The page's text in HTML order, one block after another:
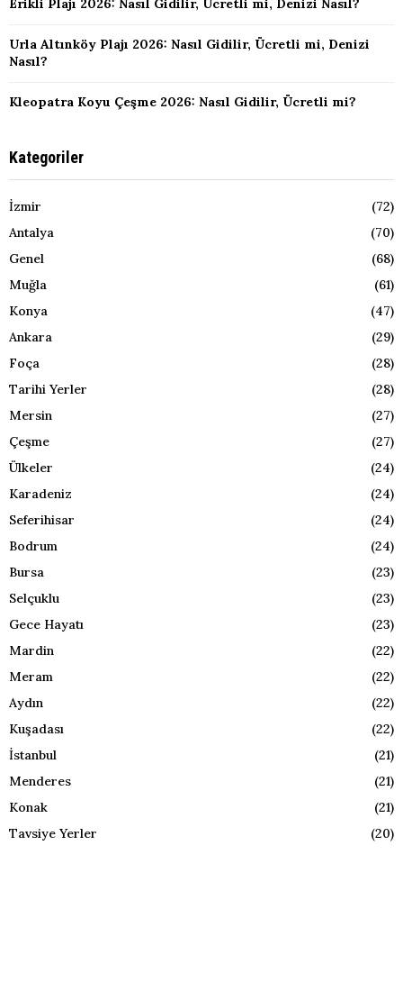
Erikli Plajı 2026: Nasıl Gidilir, Ücretli mi, Denizi Nasıl?
Urla Altınköy Plajı 2026: Nasıl Gidilir, Ücretli mi, Denizi
Nasıl?
Kleopatra Koyu Çeşme 2026: Nasıl Gidilir, Ücretli mi?
Kategoriler
İzmir
(72)
Antalya
(70)
Genel
(68)
Muğla
(61)
Konya
(47)
Ankara
(29)
Foça
(28)
Tarihi Yerler
(28)
Mersin
(27)
Çeşme
(27)
Ülkeler
(24)
Karadeniz
(24)
Seferihisar
(24)
Bodrum
(24)
Bursa
(23)
Selçuklu
(23)
Gece Hayatı
(23)
Mardin
(22)
Meram
(22)
Aydın
(22)
Kuşadası
(22)
İstanbul
(21)
Menderes
(21)
Konak
(21)
Tavsiye Yerler
(20)